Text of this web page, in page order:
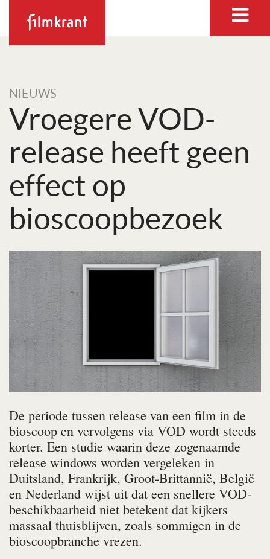
NIEUWS
Vroegere VOD-
release heeft geen
effect op
bioscoopbezoek
De periode tussen release van een film in de
bioscoop en vervolgens via VOD wordt steeds
korter. Een studie waarin deze zogenaamde
release windows worden vergeleken in
Duitsland, Frankrijk, Groot-Brittannië, België
en Nederland wijst uit dat een snellere VOD-
beschikbaarheid niet betekent dat kijkers
massaal thuisblijven, zoals sommigen in de
bioscoopbranche vrezen.